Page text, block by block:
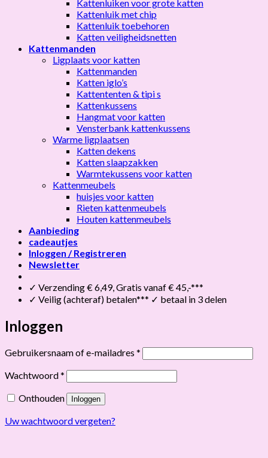
Kattenluiken voor grote katten
Kattenluik met chip
Kattenluik toebehoren
Katten veiligheidsnetten
Kattenmanden
Ligplaats voor katten
Kattenmanden
Katten iglo’s
Kattententen & tipi s
Kattenkussens
Hangmat voor katten
Vensterbank kattenkussens
Warme ligplaatsen
Katten dekens
Katten slaapzakken
Warmtekussens voor katten
Kattenmeubels
huisjes voor katten
Rieten kattenmeubels
Houten kattenmeubels
Aanbieding
cadeautjes
Inloggen / Registreren
Newsletter
✓ Verzending € 6,49, Gratis vanaf € 45,-***
✓ Veilig (achteraf) betalen*** ✓ betaal in 3 delen
Inloggen
Gebruikersnaam of e-mailadres * Vereist
Wachtwoord* Vereist
Onthouden Inloggen
Uw wachtwoord vergeten?